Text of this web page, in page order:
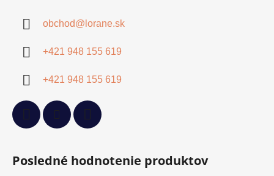
obchod@ lorane.sk
+421 948 155 619
+421 948 155 619
Posledné hodnotenie produktov